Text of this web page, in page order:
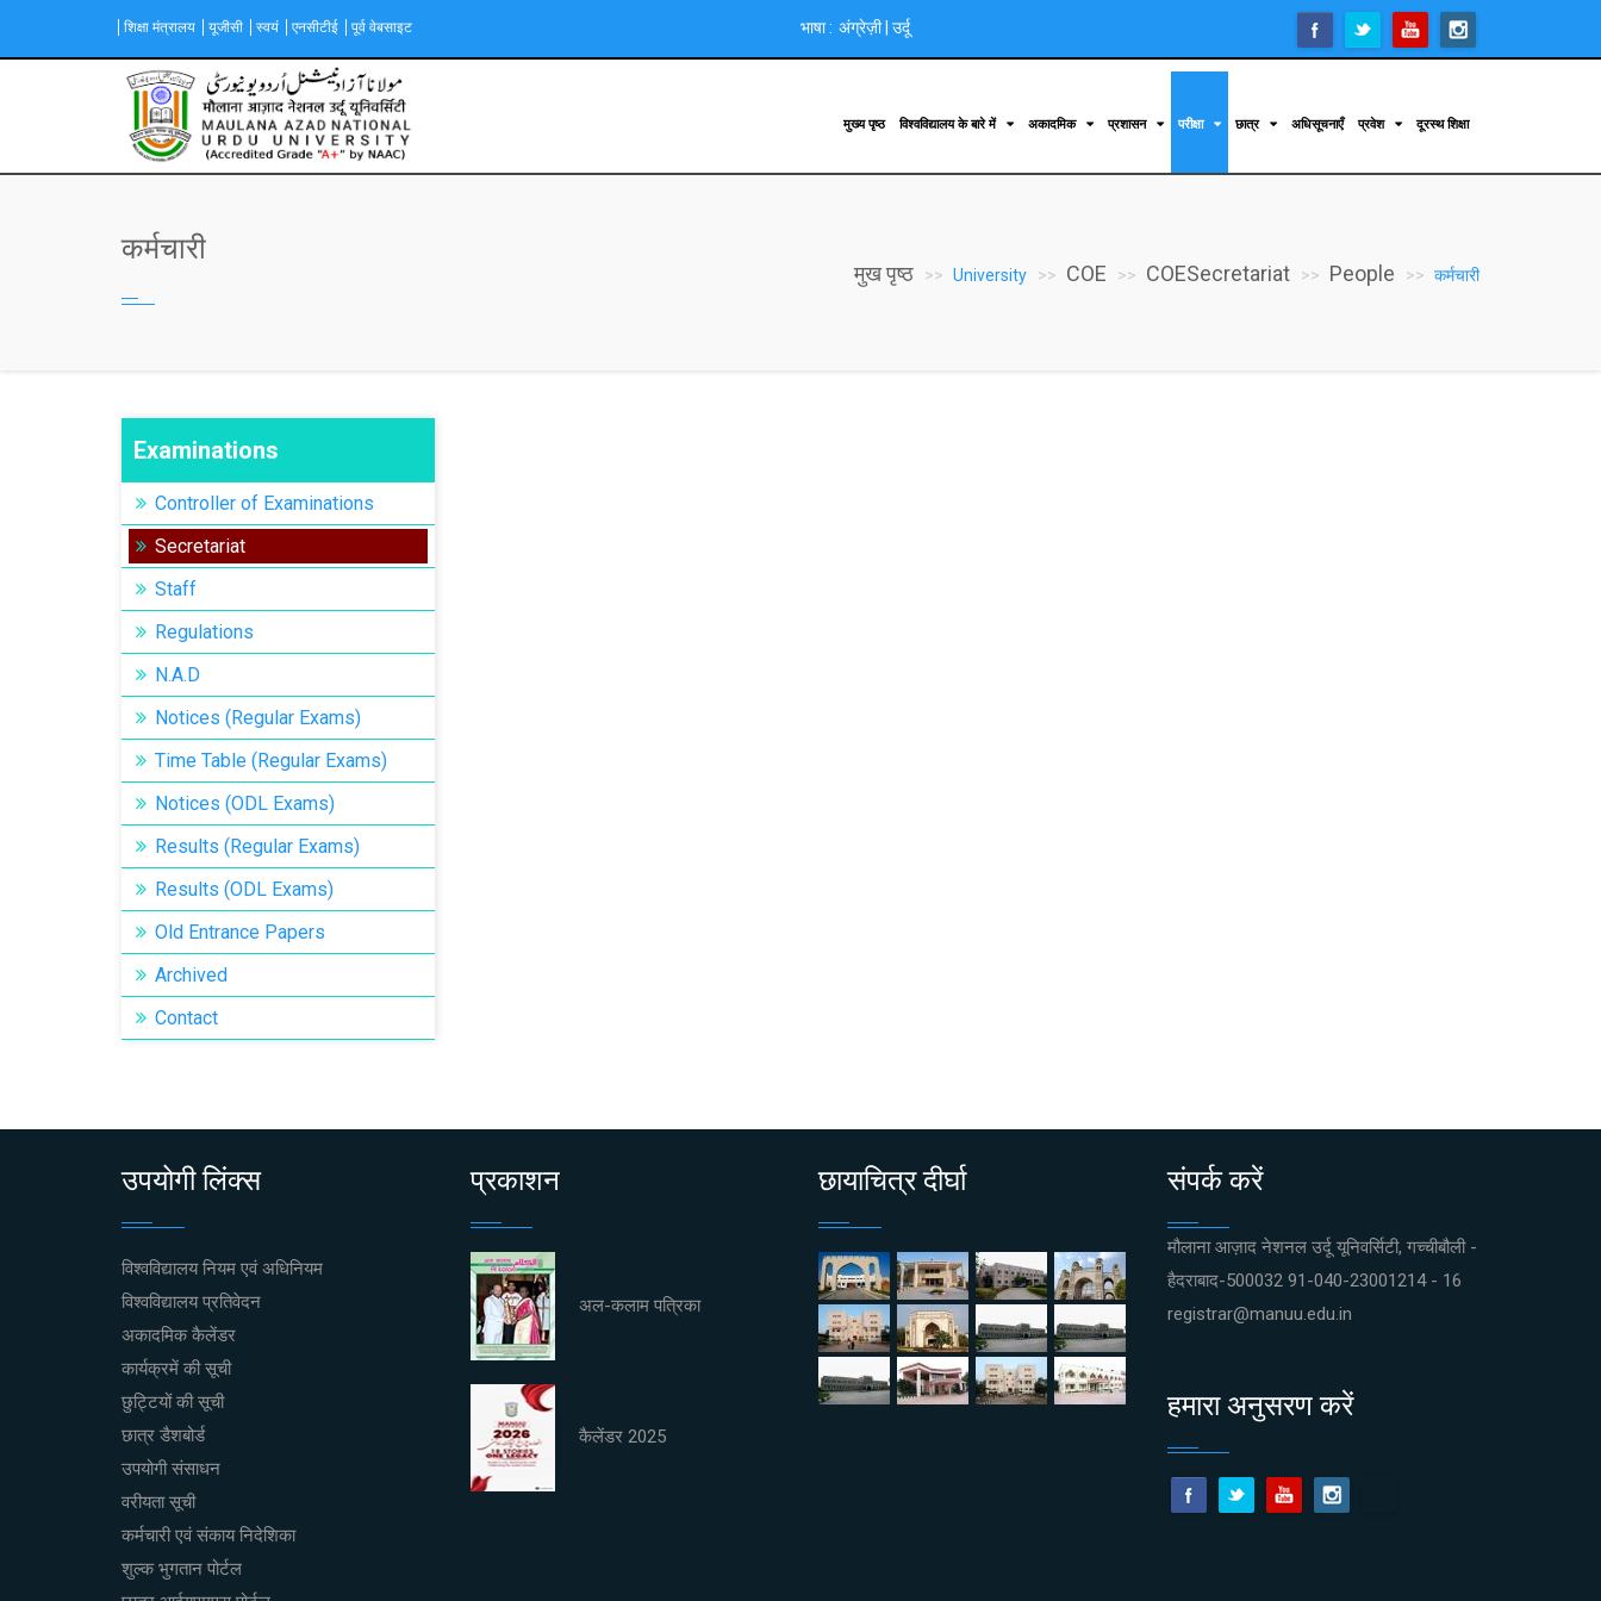
main
शिक्षा मंत्रालय यूजीसी स्वयं एनसीटीई पूर्व वेबसाइट भाषा : अंग्रेज़ी उर्दू
Main
navigation
मुख्य पृष्ठ विश्वविद्यालय के बारे में अकादमिक प्रशासन परीक्षा छात्र अधिसूचनाएँ प्रवेश दूरस्थ शिक्षा
कर्मचारी
मुख पृष्ठ University COE COESecretariat People कर्मचारी
Examinations
Controller of Examinations
Secretariat
Staff
Regulations
N.A.D
Notices (Regular Exams)
Time Table (Regular Exams)
Notices (ODL Exams)
Results (Regular Exams)
Results (ODL Exams)
Old Entrance Papers
Archived
Contact
उपयोगी लिंक्स
विश्वविद्यालय नियम एवं अधिनियम
विश्वविद्यालय प्रतिवेदन
अकादमिक कैलेंडर
कार्यक्रमें की सूची
छुट्टियों की सूची
छात्र डैशबोर्ड
उपयोगी संसाधन
वरीयता सूची
कर्मचारी एवं संकाय निदेशिका
शुल्क भुगतान पोर्टल
प्रकाशन
अल-कलाम पत्रिका
कैलेंडर 2025
छायाचित्र दीर्घा संपर्क करें
मौलाना आज़ाद नेशनल उर्दू यूनिवर्सिटी, गच्चीबौली -
हैदराबाद-500032 91-040-23001214 - 16
registrar@manuu.edu.in
हमारा अनुसरण करें